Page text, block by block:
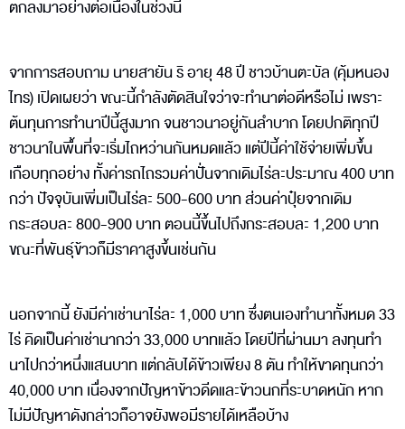
ตกลงมาอย่างต่อเนื่องในช่วงนี้
จากการสอบถาม นายสายัน ริ อายุ 48 ปี ชาวบ้านตะบัล (คุ้มหนอง
ไทร) เปิดเผยว่า ขณะนี้กำลังตัดสินใจว่าจะทำนาต่อดีหรือไม่ เพราะ
ต้นทุนการทำนาปีนี้สูงมาก จนชาวนาอยู่กันลำบาก โดยปกติทุกปี
ชาวนาในพื้นที่จะเริ่มไถหว่านกันหมดแล้ว แต่ปีนี้ค่าใช้จ่ายเพิ่มขึ้น
เกือบทุกอย่าง ทั้งค่ารถไถรวมค่าปั่นจากเดิมไร่ละประมาณ 400 บาท
กว่า ปัจจุบันเพิ่มเป็นไร่ละ 500-600 บาท ส่วนค่าปุ๋ยจากเดิม
กระสอบละ 800-900 บาท ตอนนี้ขึ้นไปถึงกระสอบละ 1,200 บาท
ขณะที่พันธุ์ข้าวก็มีราคาสูงขึ้นเช่นกัน
นอกจากนี้ ยังมีค่าเช่านาไร่ละ 1,000 บาท ซึ่งตนเองทำนาทั้งหมด 33
ไร่ คิดเป็นค่าเช่านากว่า 33,000 บาทแล้ว โดยปีที่ผ่านมา ลงทุนทำ
นาไปกว่าหนึ่งแสนบาท แต่กลับได้ข้าวเพียง 8 ตัน ทำให้ขาดทุนกว่า
40,000 บาท เนื่องจากปัญหาข้าวดีดและข้าวนกที่ระบาดหนัก หาก
ไม่มีปัญหาดังกล่าวก็อาจยังพอมีรายได้เหลือบ้าง